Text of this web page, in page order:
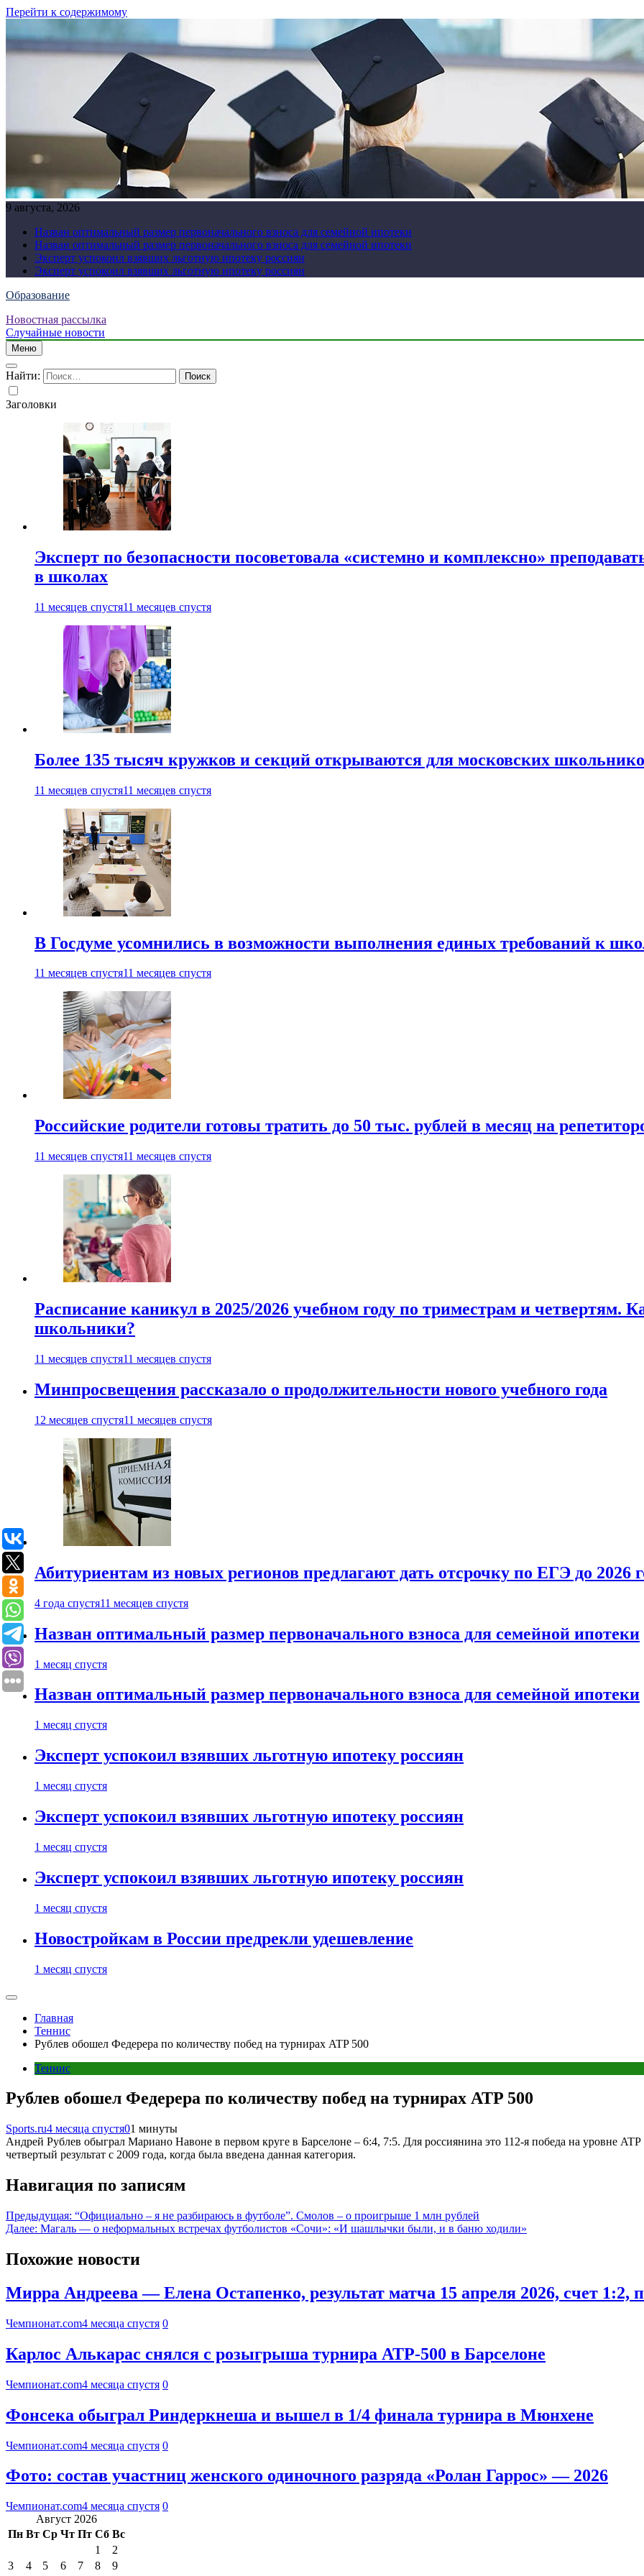
Перейти к содержимому
9 августа, 2026
Назван оптимальный размер первоначального взноса для семейной ипотеки
Назван оптимальный размер первоначального взноса для семейной ипотеки
Эксперт успокоил взявших льготную ипотеку россиян
Эксперт успокоил взявших льготную ипотеку россиян
Образование
Новостная рассылка
Случайные новости
Меню
Найти:
Заголовки
Эксперт по безопасности посоветовала «системно и комплексно»
в школах
11 месяцев спустя11 месяцев спустя
Более 135 тысяч кружков и секций открываются для московских
11 месяцев спустя11 месяцев спустя
В Госдуме усомнились в возможности выполнения единых требований к
11 месяцев спустя11 месяцев спустя
Российские родители готовы тратить до 50 тыс. рублей в месяц на
11 месяцев спустя11 месяцев спустя
Расписание каникул в 2025/2026 учебном году по триместрам и четвертям.
школьники?
11 месяцев спустя11 месяцев спустя
Минпросвещения рассказало о продолжительности нового учебного года
12 месяцев спустя11 месяцев спустя
Абитуриентам из новых регионов предлагают дать отсрочку по ЕГЭ до 2026
4 года спустя11 месяцев спустя
Назван оптимальный размер первоначального взноса для семейной ипотеки
1 месяц спустя
Назван оптимальный размер первоначального взноса для семейной ипотеки
1 месяц спустя
Эксперт успокоил взявших льготную ипотеку россиян
1 месяц спустя
Эксперт успокоил взявших льготную ипотеку россиян
1 месяц спустя
Эксперт успокоил взявших льготную ипотеку россиян
1 месяц спустя
Новостройкам в России предрекли удешевление
1 месяц спустя
Главная
Теннис
Рублев обошел Федерера по количеству побед на турнирах ATP 500
Теннис
Рублев обошел Федерера по количеству побед на турнирах ATP 500
Sports.ru4 месяца спустя01 минуты
Андрей Рублев обыграл Мариано Навоне в первом круге в Барселоне – 6:4, 7:5. Для россиянина это 112-я победа на уровне
четвертый результат с 2009 года, когда была введена данная категория.
Навигация по записям
Предыдущая: “Официально – я не разбираюсь в футболе”. Смолов – о проигрыше 1 млн рублей
Далее: Магаль — о неформальных встречах футболистов «Сочи»: «И шашлычки были, и в баню ходили»
Похожие новости
Мирра Андреева — Елена Остапенко, результат матча 15 апреля 2026, счет
Чемпионат.com4 месяца спустя 0
Карлос Алькарас снялся с розыгрыша турнира АТР-500 в Барселоне
Чемпионат.com4 месяца спустя 0
Фонсека обыграл Риндеркнеша и вышел в 1/4 финала турнира в Мюнхене
Чемпионат.com4 месяца спустя 0
Фото: состав участниц женского одиночного разряда «Ролан Гаррос» — 2026
Чемпионат.com4 месяца спустя 0
Август 2026
Пн Вт Ср Чт Пт Сб Вс
1
2
3
4 5 6 7 8
9